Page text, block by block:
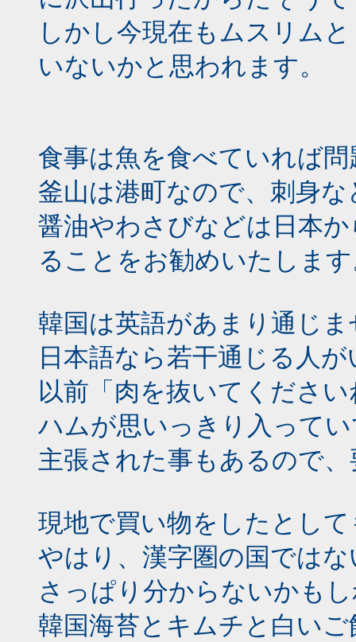
しかし今現在もムスリム
いないかと思われます。
食事は魚を食べていれば
釜山は港町なので、刺身
醤油やわさびなどは日本
ることをお勧めいたしま
韓国は英語があまり通じま
日本語なら若干通じる人
以前「肉を抜いてくださ
ハムが思いっきり入って
主張された事もあるので
現地で買い物をしたとして
やはり、漢字圏の国では
さっぱり分からないかも
韓国海苔とキムチと白い